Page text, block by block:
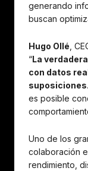
generando
buscan
Hugo Ollé,
“La
con datos
suposiciones
es posible
Uno de los
colaboración
rendimiento,